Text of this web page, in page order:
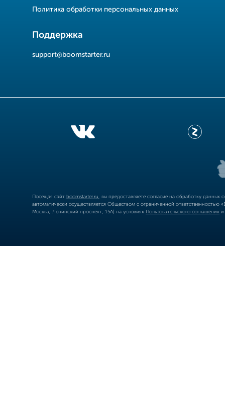
Политика обработки персональных данных
Поддержка
support@boomstarter.ru
Посещая сайт boomstarter.ru , вы предоставляете согласие на обработку
автоматически осуществляется Обществом с ограниченной
Москва, Ленинский проспект, 15А) на условиях Пользовательского соглашения и